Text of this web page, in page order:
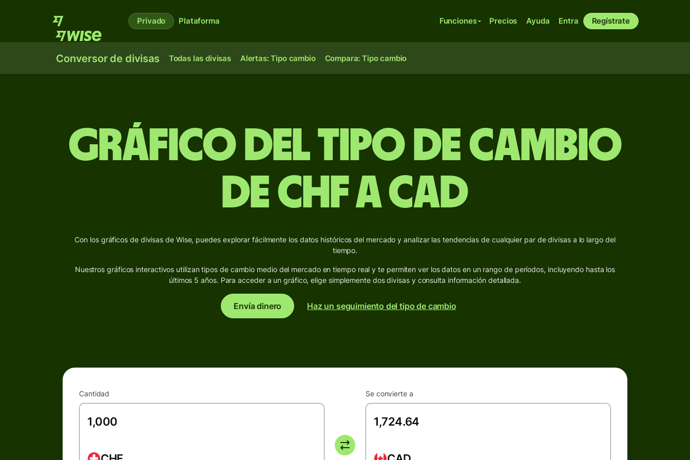
Privado Plataforma Funciones Precios Ayuda Entra Regístrate
Conversor de divisas Todas las divisas Alertas: Tipo cambio Compara: Tipo cambio
Gráfico del Tipo de Cambio
de CHF a CAD
Con los gráficos de divisas de Wise, puedes explorar fácilmente los datos históricos del mercado y analizar las tendencias de cualquier par de divisas a lo largo del
tiempo.
Nuestros gráficos interactivos utilizan tipos de cambio medio del mercado en tiempo real y te permiten ver los datos en un rango de períodos, incluyendo hasta los
últimos 5 años. Para acceder a un gráfico, elige simplemente dos divisas y consulta información detallada.
Envía dinero Haz un seguimiento del tipo de cambio
Cantidad Se convierte a